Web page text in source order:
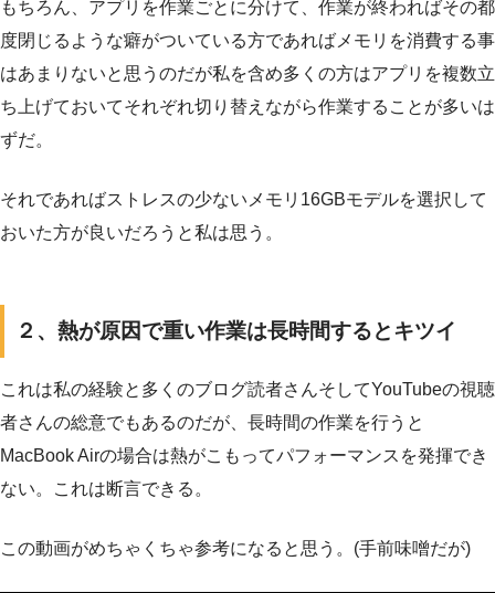
もちろん、アプリを作業ごとに分けて、作業が終わればその都
度閉じるような癖がついている方であればメモリを消費する事
はあまりないと思うのだが私を含め多くの方はアプリを複数立
ち上げておいてそれぞれ切り替えながら作業することが多いは
ずだ。
それであればストレスの少ないメモリ16GBモデルを選択して
おいた方が良いだろうと私は思う。
２、熱が原因で重い作業は長時間するとキツイ
これは私の経験と多くのブログ読者さんそしてYouTubeの視聴
者さんの総意でもあるのだが、長時間の作業を行うと
MacBook Airの場合は熱がこもってパフォーマンスを発揮でき
ない。これは断言できる。
この動画がめちゃくちゃ参考になると思う。(手前味噌だが)